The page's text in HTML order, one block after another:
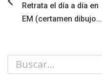
Retrata el día a día en
EM (certamen dibujo...